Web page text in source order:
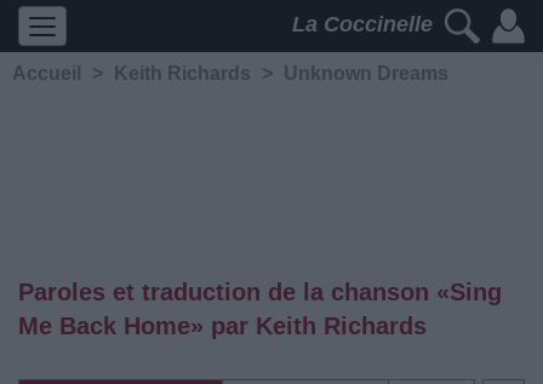
La Coccinelle
Accueil > Keith Richards > Unknown Dreams
Paroles et traduction de la chanson «Sing
Me Back Home» par Keith Richards